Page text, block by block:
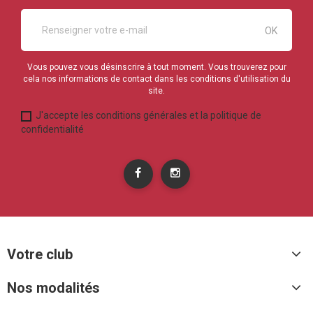
Vous pouvez vous désinscrire à tout moment. Vous trouverez pour
cela nos informations de contact dans les conditions d'utilisation du
site.
J'accepte les conditions générales et la politique de
confidentialité
Votre club
Nos modalités